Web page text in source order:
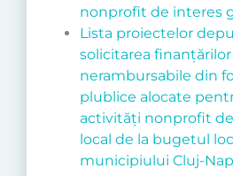
nonprofit de interes
Lista proiectelor
solicitarea finanțărilor
nerambursabile din
plublice alocate
activități nonprofit
local de la bugetul
municipiului Cluj-